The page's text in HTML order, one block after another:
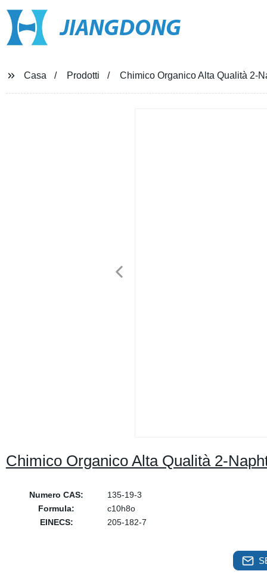
JIANGDONG
Casa Prodotti Chimico Organico Alta Qualità 2-
Chimico Organico Alta Qualità 2-
Numero CAS:
135-19-3
Formula:
c10h8o
EINECS:
205-182-7